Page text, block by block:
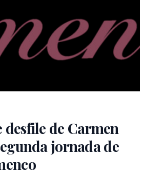
de Carmen
jornada de